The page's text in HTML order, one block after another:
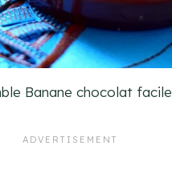
Banane chocolat facile